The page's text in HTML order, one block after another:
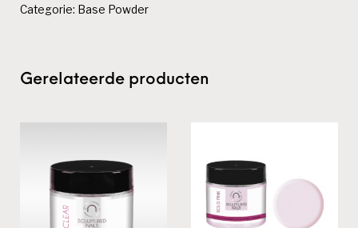
Categorie: Base Powder
Gerelateerde producten